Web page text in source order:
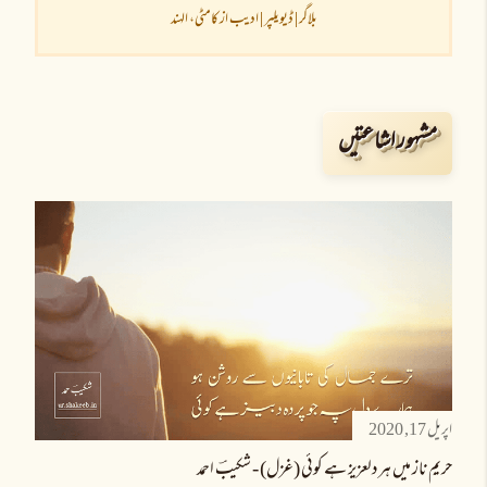
بلاگر | ڈیویلپر | ادیب از کامٹی، الہند
مشہور اشاعتیں
اپریل 17, 2020
حریمِ ناز میں ہر دلعزیز ہے کوئی (غزل) - شکیبؔ احمد